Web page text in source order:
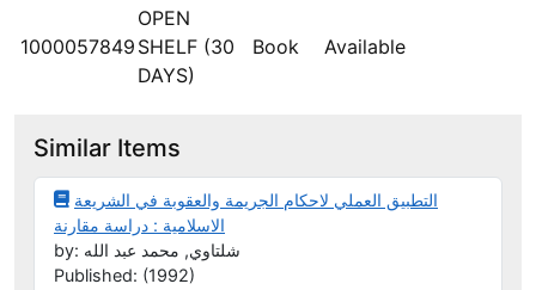
1000057849
OPEN
SHELF (30
DAYS)
Book Available
Similar Items
التطبيق العملي لاحكام الجريمة والعقوبة في الشريعة
الاسلامية : دراسة مقارنة
by: شلتاوي, محمد عبد الله
Published: (1992)